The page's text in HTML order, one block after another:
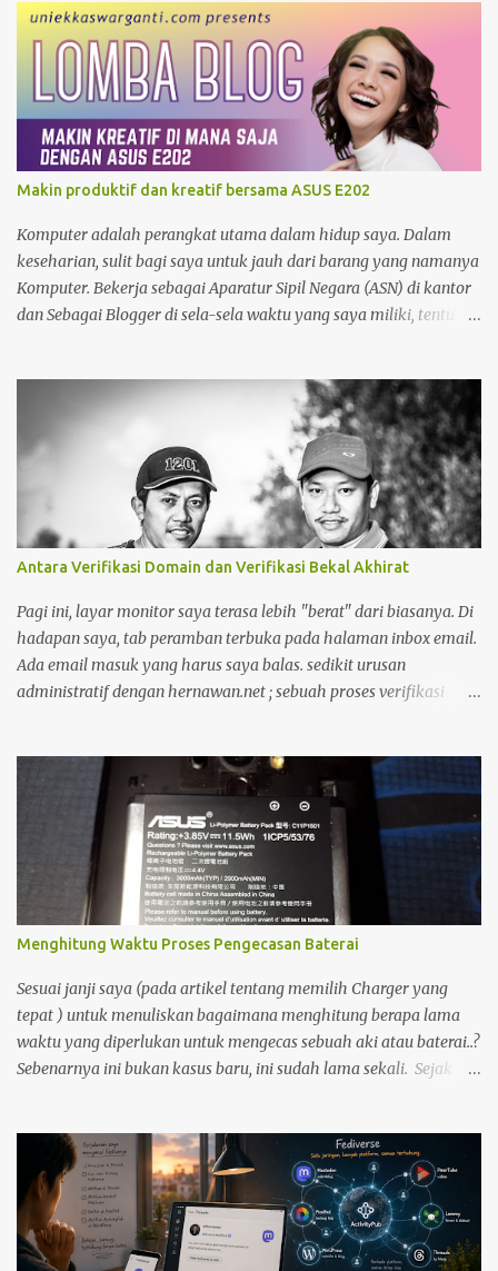
dipakai kakak. Apalagi kalau ditengah perjalanan kehabisan
baterai, minjam charger di warung atau toko. nggak tahu
speknya asal maen colok-colokin.
Makin produktif dan kreatif bersama ASUS E202
Komputer adalah perangkat utama dalam hidup saya. Dalam
keseharian, sulit bagi saya untuk jauh dari barang yang namanya
Komputer. Bekerja sebagai Aparatur Sipil Negara (ASN) di kantor
dan Sebagai Blogger di sela-sela waktu yang saya miliki, tentu
komputer juga saya gunakan untuk mengolah foto dan
mempublishnya ke social media yang saya miliki, memindahkan
foto dari kamera DSLR maupun foto dari Zenfone ke harddisk
External, Cloud Storage maupun backup ke DVD. So, Komputer
benar-benar sudah menjadi bagian hidup saya. Namun demikian,
Komputer sangat sulit untuk dibawa kemana-mana. Dan perlu
diingat bahwa cadangan daya pada komputer ketika listrik
Oleh Karena itulah saya masih membutuhkan Notebook sebagai
penunjang produktifitas dan kreatifitas saya. Dengan adanya
notebook, maka saya bisa semakin prod...
Antara Verifikasi Domain dan Verifikasi Bekal Akhirat
Pagi ini, layar monitor saya terasa lebih "berat" dari biasanya. Di
hadapan saya, tab peramban terbuka pada halaman inbox email.
Ada email masuk yang harus saya balas. sedikit urusan
administratif dengan hernawan.net ; sebuah proses verifikasi
identitas dan rumah bagi pikiran-pikiran yang kita bagikan.
Moko dan Freddy Mungkin karena terlalu fokus, garis-garis di
kening saya tercetak jelas. Suasana ruangan yang tenang
membuat setiap ketukan jari di atas keyboard terdengar seperti
detak jam yang memburu waktu. Di tengah keseriusan itu, pintu
ruangan terbuka. Seorang kawan melangkah masuk, memecah
hening yang sedari tadi saya bangun.
Menghitung Waktu Proses Pengecasan Baterai
Sesuai janji saya (pada artikel tentang memilih Charger yang
tepat ) untuk menuliskan bagaimana menghitung berapa lama
waktu yang diperlukan untuk mengecas sebuah aki atau baterai..?
Sebenarnya ini bukan kasus baru, ini sudah lama sekali. Sejak
motor DC, banyak yang membuat pengecas sendiri. kami
sebelumnya menggunakan baterai berjenis carbon atau alkali.
Tetapi jika menggunakan betari carbon dan alkali biayanya akan
besar sekali untuk membeli Baterai tersebut. dengan baterai cas,
akan lebih mengirit keuangan. Selain itu, karena pengecas di